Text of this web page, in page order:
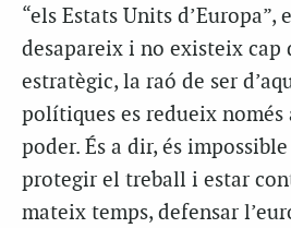
“els Estats Units
desapareix i no existeix cap
estratègic, la raó de ser
polítiques es redueix només
poder. És a dir, és impossible
protegir el treball i estar
mateix temps, defensar